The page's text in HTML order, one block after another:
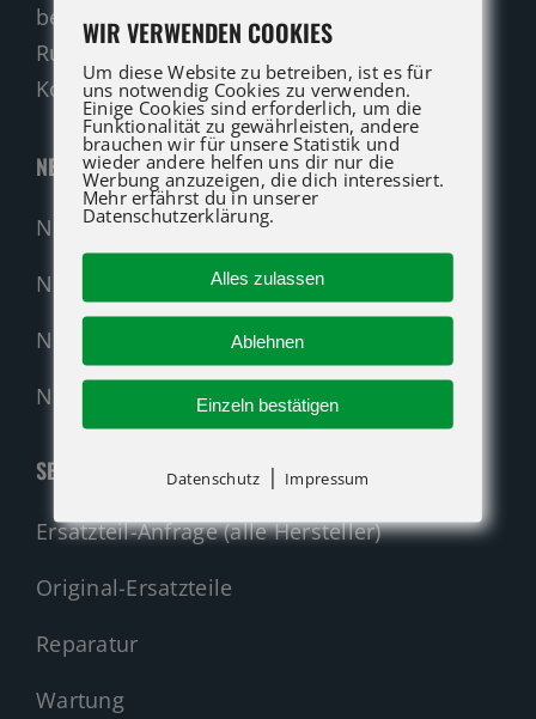
beraten Sie gerne.
Rufen Sie an oder nutzen Sie unser
Kontaktformular für eine Anfrage.
NEUMASCHINEN
Neumaschinen Übersicht
Neumaschinen Genie
Neumaschinen Merlo
Nehmen Sie Kontakt auf!
SERVICE
Ersatzteil-Anfrage (alle Hersteller)
Original-Ersatzteile
Reparatur
Wartung
WIR VERWENDEN COOKIES
Um diese Website zu betreiben, ist es für
uns notwendig Cookies zu verwenden.
Einige Cookies sind erforderlich, um die
Funktionalität zu gewährleisten, andere
brauchen wir für unsere Statistik und
wieder andere helfen uns dir nur die
Werbung anzuzeigen, die dich interessiert.
Mehr erfährst du in unserer
Datenschutzerklärung.
Alles zulassen
Ablehnen
Einzeln bestätigen
Datenschutz | Impressum